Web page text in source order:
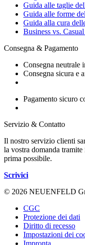
Guida alle taglie
Guida alle forme
Guida alla cura
Business vs.
Consegna & Pagamento
Consegna neutrale
Consegna sicura e
Pagamento sicuro
Servizio & Contatto
Il nostro servizio clienti
la vostra domanda
prima possibile.
Scrivici
© 2026 NEUENFELD
CGC
Protezione dei dati
Diritto di recesso
Impostazioni dei
Impronta